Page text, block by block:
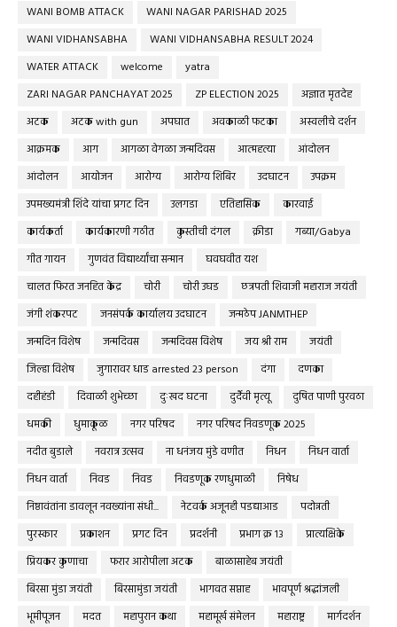
WANI BOMB ATTACK
WANI NAGAR PARISHAD 2025
WANI VIDHANSABHA
WANI VIDHANSABHA RESULT 2024
WATER ATTACK
welcome
yatra
ZARI NAGAR PANCHAYAT 2025
ZP ELECTION 2025
अज्ञात मृतदेह
अटक
अटक with gun अपघात अवकाळी फटका
अस्वलीचे दर्शन
आक्रमक
आग आगळा वेगळा जन्मदिवस आत्महत्या
आंदोलन
आंदोलन
आयोजन आरोग्य आरोग्य शिबिर उदघाटन
उपक्रम
उपमख्यमंत्री शिंदे यांचा प्रगट दिन
उलगडा एतिहासिक
कारवाई
कार्यकर्ता
कार्यकारणी गठीत कुस्तीची दंगल क्रीडा
गब्या/Gabya
गीत गायन
गुणवंत विद्यार्थ्यांचा सन्मान
घवघवीत यश
चालत फिरत जनहित केंद्र
चोरी चोरी उघड
छत्रपती शिवाजी महाराज जयंती
जंगी शंकरपट
जनसंपर्क कार्यालय उदघाटन
जन्मठेप JANMTHEP
जन्मदिन विशेष
जन्मदिवस जन्मदिवस विशेष जय श्री राम
जयंती
जिल्हा विशेष
जुगारावर धाड arrested 23 person दंगा
दणका
दहीहंडी
दिवाळी शुभेच्छा दुःखद घटना दुर्दैवी मृत्यू
दुषित पाणी पुरवठा
धमकी
धुमाकूळ नगर परिषद
नगर परिषद निवडणूक 2025
नदीत बुडाले
नवरात्र उत्सव ना धनंजय मुंडे वणीत निधन
निधन वार्ता
निधन वार्ता
निवड निवड निवडणूक रणधुमाळी
निषेध
निष्ठावंतांना डावलून नवख्यांना संधी...
नेटवर्क अजूनही पडद्याआड
पदोन्नती
पुरस्कार
प्रकाशन प्रगट दिन प्रदर्शनी प्रभाग क्र १३
प्रात्यक्षिके
प्रियकर कुणाचा
फरार आरोपीला अटक
बाळासाहेब जयंती
बिरसा मुंडा जयंती
बिरसामुंडा जयंती भागवत सप्ताह
भावपूर्ण श्रद्धांजली
भूमीपूजन
मदत महापुरान कथा महामूर्ख संमेलन महाराष्ट्र
मार्गदर्शन